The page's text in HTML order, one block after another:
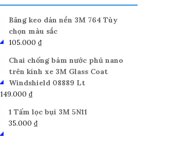
Băng keo dán nền 3M 764 Tùy
chọn màu sắc
105.000 ₫
Chai chống bám nước phủ nano
trên kính xe 3M Glass Coat
Windshield 08889 Lt
Giá
159.000 ₫.
149.000 ₫Giá
tại
là:
1 Tấm lọc bụi 3M 5N11
35.000 ₫